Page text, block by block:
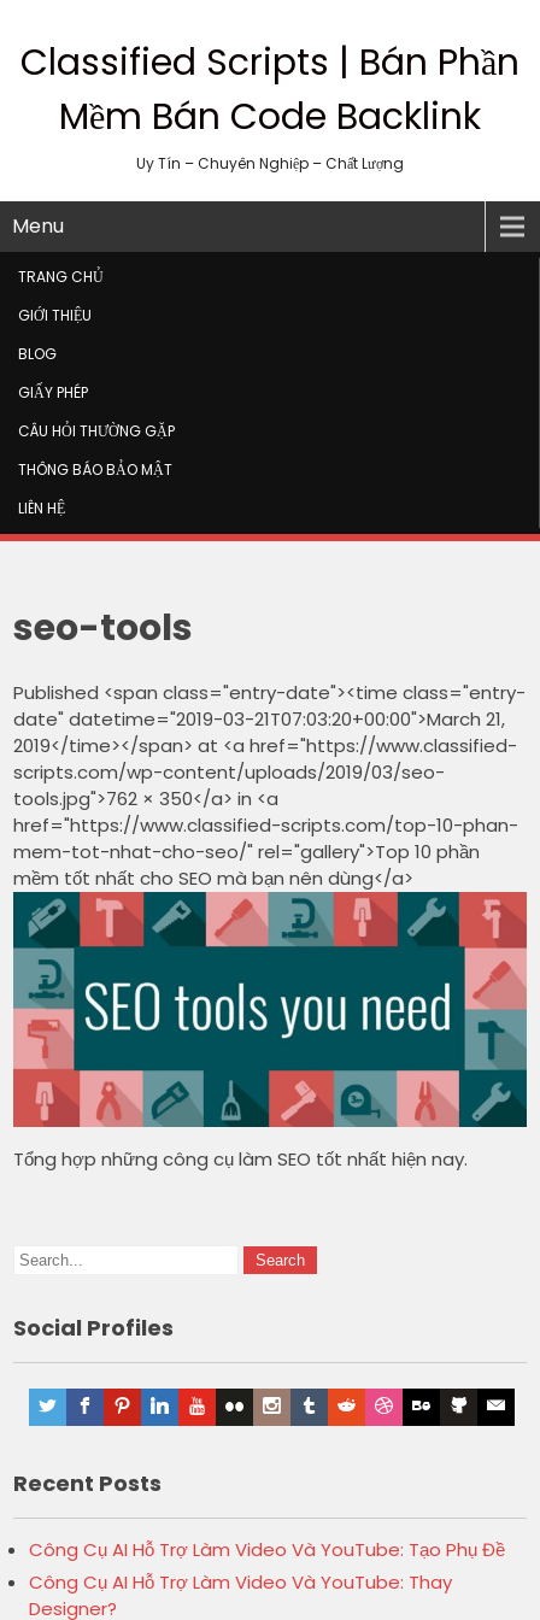
Classified Scripts | Bán Phần
Mềm Bán Code Backlink
Uy Tín – Chuyên Nghiệp – Chất Lượng
Menu
TRANG CHỦ
GIỚI THIỆU
BLOG
GIẤY PHÉP
CÂU HỎI THƯỜNG GẶP
THÔNG BÁO BẢO MẬT
LIÊN HỆ
seo-tools
Published <span class="entry-date"><time class="entry-
date" datetime="2019-03-21T07:03:20+00:00">March 21,
2019</time></span> at <a href="https://www.classified-
scripts.com/wp-content/uploads/2019/03/seo-
tools.jpg">762 × 350</a> in <a
href="https://www.classified-scripts.com/top-10-phan-
mem-tot-nhat-cho-seo/" rel="gallery">Top 10 phần
mềm tốt nhất cho SEO mà bạn nên dùng</a>
Tổng hợp những công cụ làm SEO tốt nhất hiện nay.
Social Profiles
Recent Posts
Công Cụ AI Hỗ Trợ Làm Video Và YouTube: Tạo Phụ Đề
Công Cụ AI Hỗ Trợ Làm Video Và YouTube: Thay
Designer?